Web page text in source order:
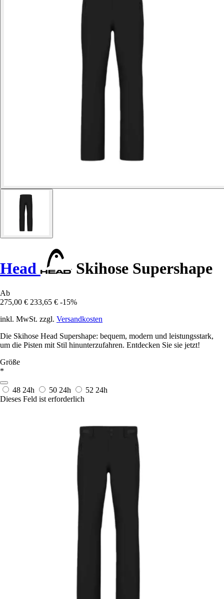
Head Skihose Supershape
Ab
275,00 € 233,65 € -15%
inkl. MwSt. zzgl. Versandkosten
Die Skihose Head Supershape: bequem, modern und leistungsstark,
um die Pisten mit Stil hinunterzufahren. Entdecken Sie sie jetzt!
Größe
*
48 24h 50 24h 52 24h
Dieses Feld ist erforderlich